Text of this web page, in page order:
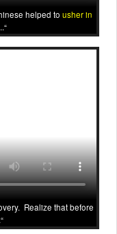
helped to usher in
Realize that before